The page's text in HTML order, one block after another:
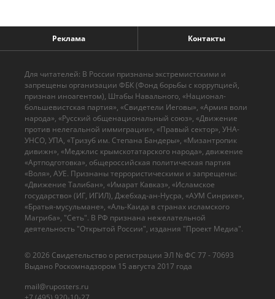
Реклама Контакты
© 2026 Cвидетельство о регистрации ЭЛ № ФС 77 - 70693
Выдано Роскомнадзором 15 августа 2017 года
mail@ruposters.ru
Для читателей: В России признаны экстремистскими и
запрещены организации ФБК (Фонд борьбы с коррупцией,
признан иноагентом), Штабы Навального, «Национал-
большевистская партия», «Свидетели Иеговы», «Армия воли
народа», «Русский общенациональный союз», «Движение
против нелегальной иммиграции», «Правый сектор», УНА-
УНСО, УПА, «Тризуб им. Степана Бандеры», «Мизантропик
дивижн», «Меджлис крымскотатарского народа», движение
«Артподготовка», общероссийская политическая партия
«Воля», АУЕ. Признаны террористическими и запрещены:
«Движение Талибан», «Имарат Кавказ», «Исламское
государство» (ИГ, ИГИЛ), Джебхад-ан-Нусра, «АУМ Синрике»,
«Братья-мусульмане», «Аль-Каида в странах исламского
Магриба», "Сеть". В РФ признана нежелательной
деятельность "Открытой России", издания "Проект Медиа".